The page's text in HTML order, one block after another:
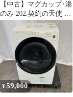
【中古】マグカップ･湯
のみ 202.契約の天使 メ
タトロン モンストえら
べるグッズ マグカップ
「モンスターストライ
¥59,000